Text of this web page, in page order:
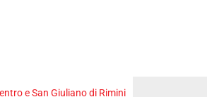
e San Giuliano di Rimini